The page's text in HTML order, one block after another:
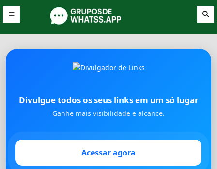
Divulgue todos os seus links em um só lugar
Ganhe mais visibilidade e alcance.
Acessar agora